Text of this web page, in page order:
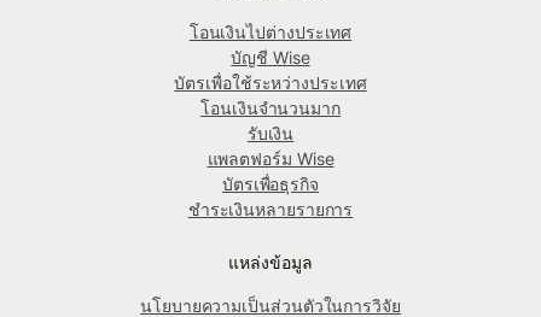
โอนเงินไปต่างประเทศ
บัญชี Wise
บัตรเพื่อใช้ระหว่างประเทศ
โอนเงินจำนวนมาก
รับเงิน
แพลตฟอร์ม Wise
บัตรเพื่อธุรกิจ
ชำระเงินหลายรายการ
แหล่งข้อมูล
นโยบายความเป็นส่วนตัวในการวิจัย